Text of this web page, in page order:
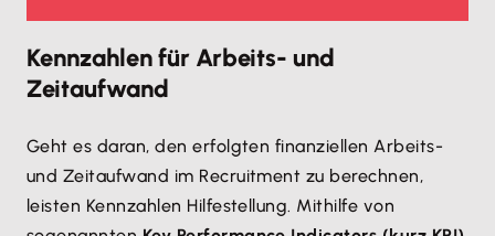
Kennzahlen für Arbeits- und
Zeitaufwand
Geht es daran, den erfolgten finanziellen Arbeits-
und Zeitaufwand im Recruitment zu berechnen,
leisten Kennzahlen Hilfestellung. Mithilfe von